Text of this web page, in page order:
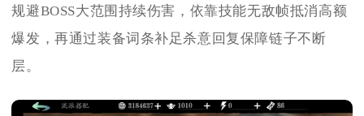
规避BOSS大范围持续伤害，依靠技能无敌帧抵消高额
爆发，再通过装备词条补足杀意回复保障链子不断
层。